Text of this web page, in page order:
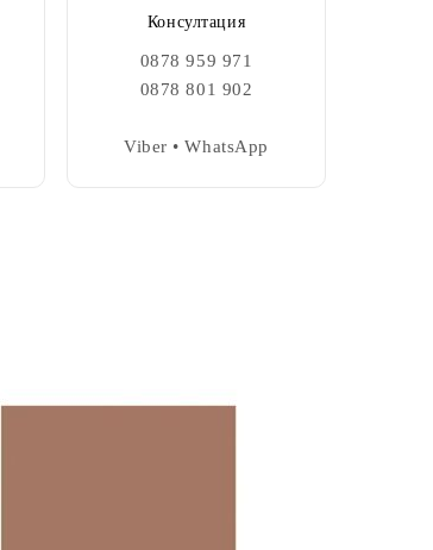
Консултация
0878 959 971
0878 801 902
Viber • WhatsApp